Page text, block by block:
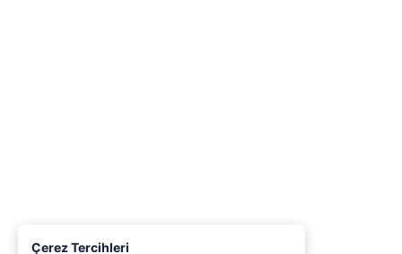
Çerez Tercihleri